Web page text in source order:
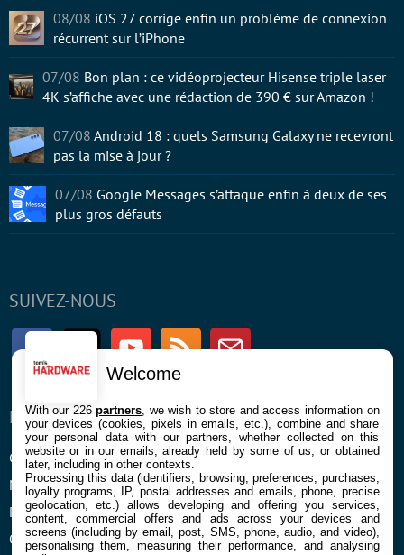
SUIVEZ-NOUS
FacebookTwitter Youtube RSS Newsletter
ENTREPRISE
Confidentialité et Cookies
Mentions légales et CGU
Préférences Cookies
Qui sommes nous
À PROPOS
Contact
08/08 iOS 27 corrige enfin un problème de connexion
récurrent sur l’iPhone
07/08 Bon plan : ce vidéoprojecteur Hisense triple laser
4K s’affiche avec une rédaction de 390 € sur Amazon !
07/08 Android 18 : quels Samsung Galaxy ne recevront
pas la mise à jour ?
07/08 Google Messages s’attaque enfin à deux de ses
plus gros défauts
Welcome
With our 226partners , we wish to store and access information on
your devices (cookies, pixels in emails, etc.), combine and share
your personal data with our partners, whether collected on this
website or in our emails, already held by some of us, or obtained
later, including in other contexts.
Processing this data (identifiers, browsing, preferences, purchases,
loyalty programs, IP, postal addresses and emails, phone, precise
geolocation, etc.) allows developing and offering you services,
content, commercial offers and ads across your devices and
screens (including by email, post, SMS, phone, audio, and video),
personalising them, measuring their performance, and analysing